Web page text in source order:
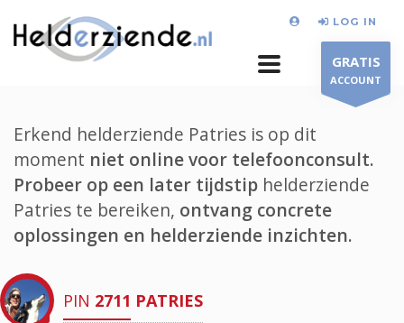
LOG IN
GRATIS
ACCOUNT
Erkend helderziende Patries is op dit
moment niet online voor telefoonconsult.
Probeer op een later tijdstip helderziende
Patries te bereiken, ontvang concrete
oplossingen en helderziende inzichten.
PIN 2711 PATRIES